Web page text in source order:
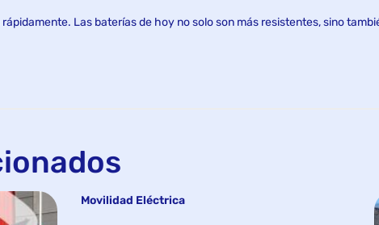
Las baterías de hoy no solo son más resistentes, sino
Movilidad Eléctrica